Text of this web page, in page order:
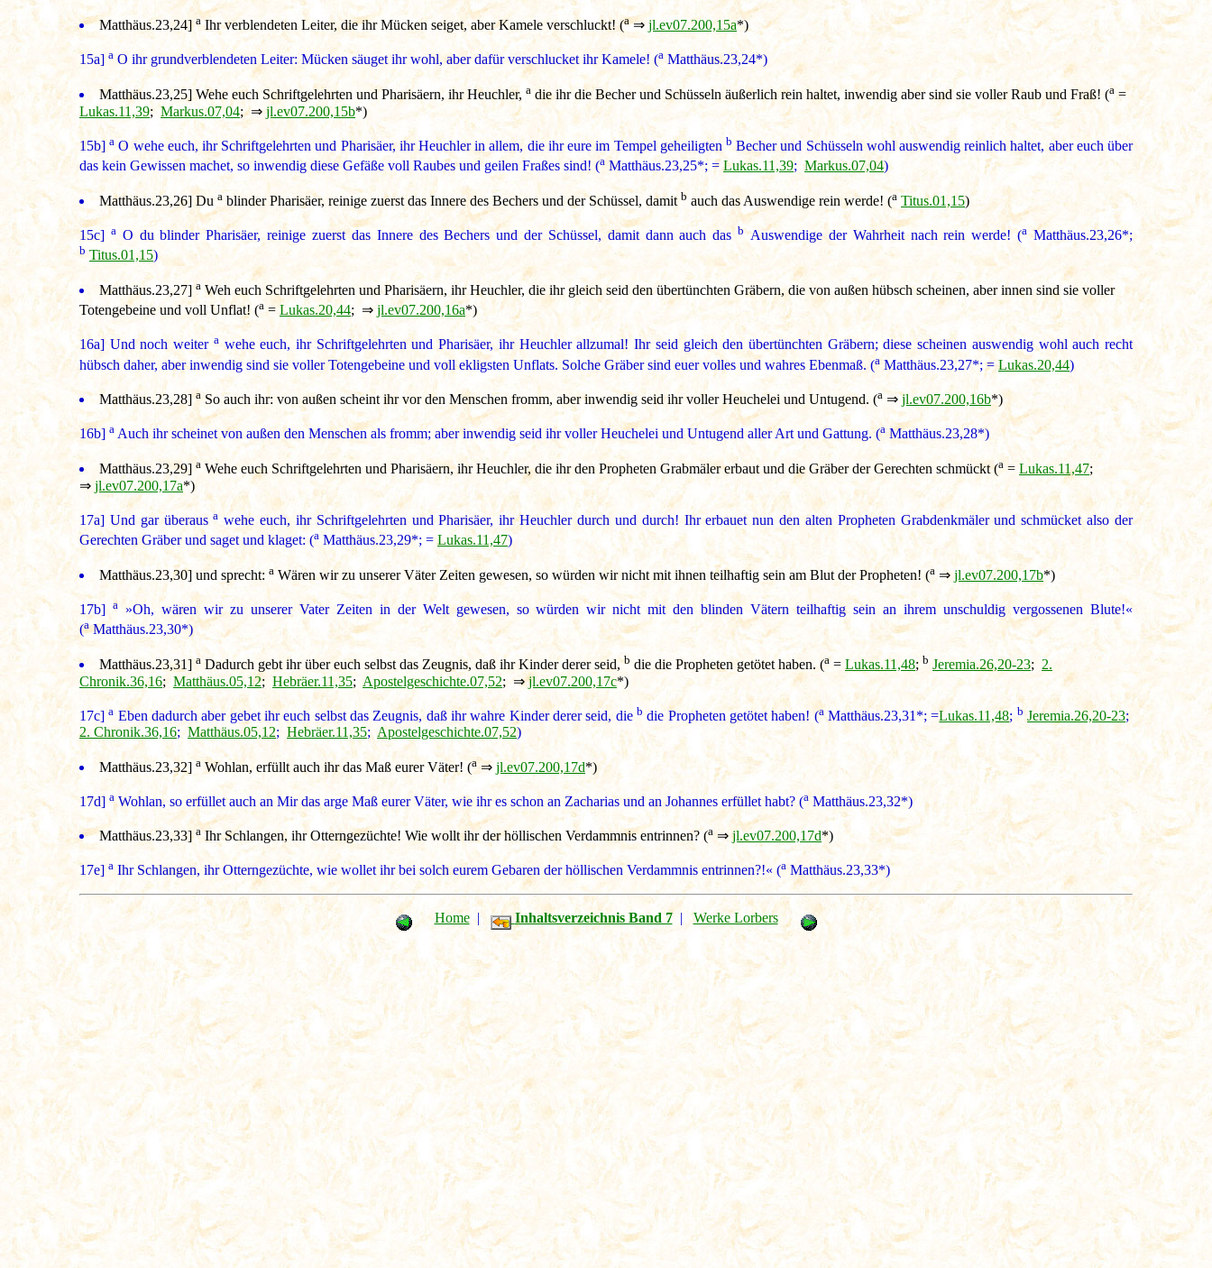
Matthäus.23,24] aIhr verblendeten Leiter, die ihr Mücken seiget, aber Kamele verschluckt! (a⇒ jl.ev07.200,15a*)
15a] aO ihr grundverblendeten Leiter: Mücken säuget ihr wohl, aber dafür verschlucket ihr Kamele! (a Matthäus.23,24*)
Matthäus.23,25] Wehe euch Schriftgelehrten und Pharisäern, ihr Heuchler, a die ihr die Becher und Schüsseln äußerlich rein haltet, inwendig aber sind sie voller Raub und Fraß! (a =
Lukas.11,39; Markus.07,04; ⇒ jl.ev07.200,15b*)
15b] a O wehe euch, ihr Schriftgelehrten und Pharisäer, ihr Heuchler in allem, die ihr eure im Tempel geheiligten b Becher und Schüsseln wohl auswendig reinlich haltet, aber euch über
das kein Gewissen machet, so inwendig diese Gefäße voll Raubes und geilen Fraßes sind! (aMatthäus.23,25*; =Lukas.11,39; Markus.07,04)
Matthäus.23,26] Du a blinder Pharisäer, reinige zuerst das Innere des Bechers und der Schüssel, damit b auch das Auswendige rein werde! (a Titus.01,15)
15c] aO du blinder Pharisäer, reinige zuerst das Innere des Bechers und der Schüssel, damit dann auch dasbAuswendige der Wahrheit nach rein werde! (a Matthäus.23,26*;
b Titus.01,15)
Matthäus.23,27] aWeh euch Schriftgelehrten und Pharisäern, ihr Heuchler, die ihr gleich seid den übertünchten Gräbern, die von außen hübsch scheinen, aber innen sind sie voller
Totengebeine und voll Unflat! (a =Lukas.20,44; ⇒ jl.ev07.200,16a*)
16a] Und noch weiter awehe euch, ihr Schriftgelehrten und Pharisäer, ihr Heuchler allzumal! Ihr seid gleich den übertünchten Gräbern; diese scheinen auswendig wohl auch recht
hübsch daher, aber inwendig sind sie voller Totengebeine und voll ekligsten Unflats. Solche Gräber sind euer volles und wahres Ebenmaß. (a Matthäus.23,27*; =Lukas.20,44)
Matthäus.23,28]a So auch ihr: von außen scheint ihr vor den Menschen fromm, aber inwendig seid ihr voller Heuchelei und Untugend. (a ⇒jl.ev07.200,16b*)
16b] a Auch ihr scheinet von außen den Menschen als fromm; aber inwendig seid ihr voller Heuchelei und Untugend aller Art und Gattung. (a Matthäus.23,28*)
Matthäus.23,29] a Wehe euch Schriftgelehrten und Pharisäern, ihr Heuchler, die ihr den Propheten Grabmäler erbaut und die Gräber der Gerechten schmückt (a = Lukas.11,47;
⇒ jl.ev07.200,17a*)
17a] Und gar überausa wehe euch, ihr Schriftgelehrten und Pharisäer, ihr Heuchler durch und durch! Ihr erbauet nun den alten Propheten Grabdenkmäler und schmücket also der
Gerechten Gräber und saget und klaget: (a Matthäus.23,29*; =Lukas.11,47)
Matthäus.23,30] und sprecht: a Wären wir zu unserer Väter Zeiten gewesen, so würden wir nicht mit ihnen teilhaftig sein am Blut der Propheten! (a ⇒ jl.ev07.200,17b*)
17b] a»Oh, wären wir zu unserer Vater Zeiten in der Welt gewesen, so würden wir nicht mit den blinden Vätern teilhaftig sein an ihrem unschuldig vergossenen Blute!«
(aMatthäus.23,30*)
Matthäus.23,31]a Dadurch gebt ihr über euch selbst das Zeugnis, daß ihr Kinder derer seid,b die die Propheten getötet haben. (a= Lukas.11,48; b Jeremia.26,20-23; 2.
Chronik.36,16; Matthäus.05,12; Hebräer.11,35; Apostelgeschichte.07,52; ⇒jl.ev07.200,17c*)
17c] a Eben dadurch aber gebet ihr euch selbst das Zeugnis, daß ihr wahre Kinder derer seid, dieb die Propheten getötet haben! (aMatthäus.23,31*; =Lukas.11,48; b Jeremia.26,20-23;
2. Chronik.36,16;Matthäus.05,12; Hebräer.11,35; Apostelgeschichte.07,52)
Matthäus.23,32] a Wohlan, erfüllt auch ihr das Maß eurer Väter! (a ⇒ jl.ev07.200,17d*)
17d] aWohlan, so erfüllet auch an Mir das arge Maß eurer Väter, wie ihr es schon an Zacharias und an Johannes erfüllet habt? (a Matthäus.23,32*)
Matthäus.23,33]aIhr Schlangen, ihr Otterngezüchte! Wie wollt ihr der höllischen Verdammnis entrinnen? (a ⇒jl.ev07.200,17d*)
17e] aIhr Schlangen, ihr Otterngezüchte, wie wollet ihr bei solch eurem Gebaren der höllischen Verdammnis entrinnen?!« (a Matthäus.23,33*)
Home| Inhaltsverzeichnis Band 7|Werke Lorbers